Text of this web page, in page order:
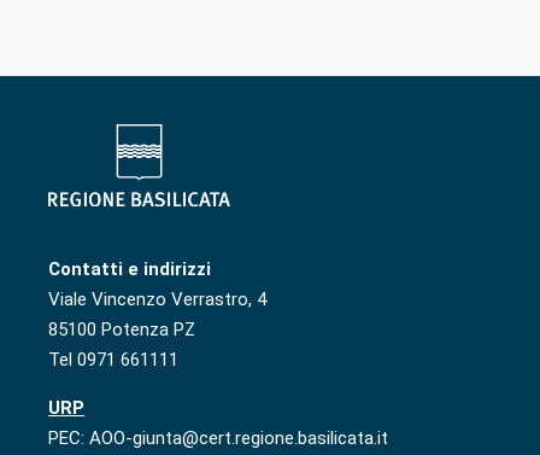
Contatti e indirizzi
Viale Vincenzo Verrastro, 4
85100 Potenza PZ
Tel 0971 661111
URP
PEC: AOO-giunta@cert.regione.basilicata.it